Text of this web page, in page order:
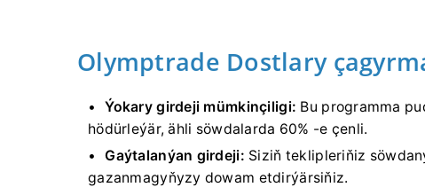
Olymptrade Dostlary
Ýokary girdeji mümkinçiligi: Bu programma
hödürleýär, ähli söwdalarda 60% -e çenli.
Gaýtalanýan girdeji: Siziň teklipleriňiz
gazanmagyňyzy dowam etdirýärsiňiz.